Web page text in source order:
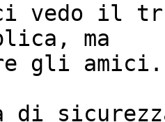
vedo il
ma
gli amici.
di